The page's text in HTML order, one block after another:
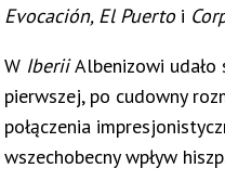
Evocación, El Puerto i
W IberiiAlbenizowi
pierwszej, po cudowny
połączenia
wszechobecny wpływ